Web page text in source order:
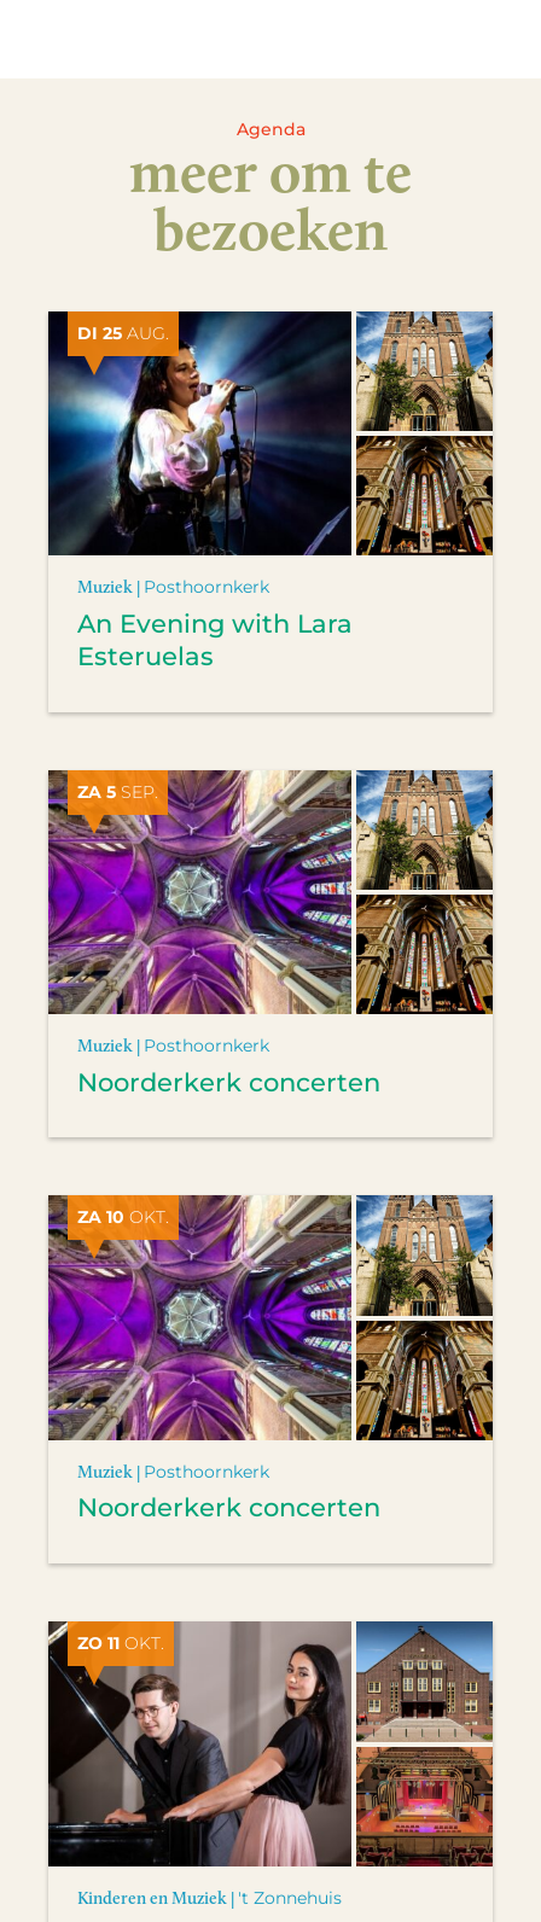
Agenda
meer om te
bezoeken
DI 25 AUG.
Muziek | Posthoornkerk
An Evening with Lara
Esteruelas
ZA 5 SEP.
Muziek | Posthoornkerk
Noorderkerk concerten
ZA 10 OKT.
Muziek | Posthoornkerk
Noorderkerk concerten
ZO 11 OKT.
Kinderen en Muziek | 't Zonnehuis